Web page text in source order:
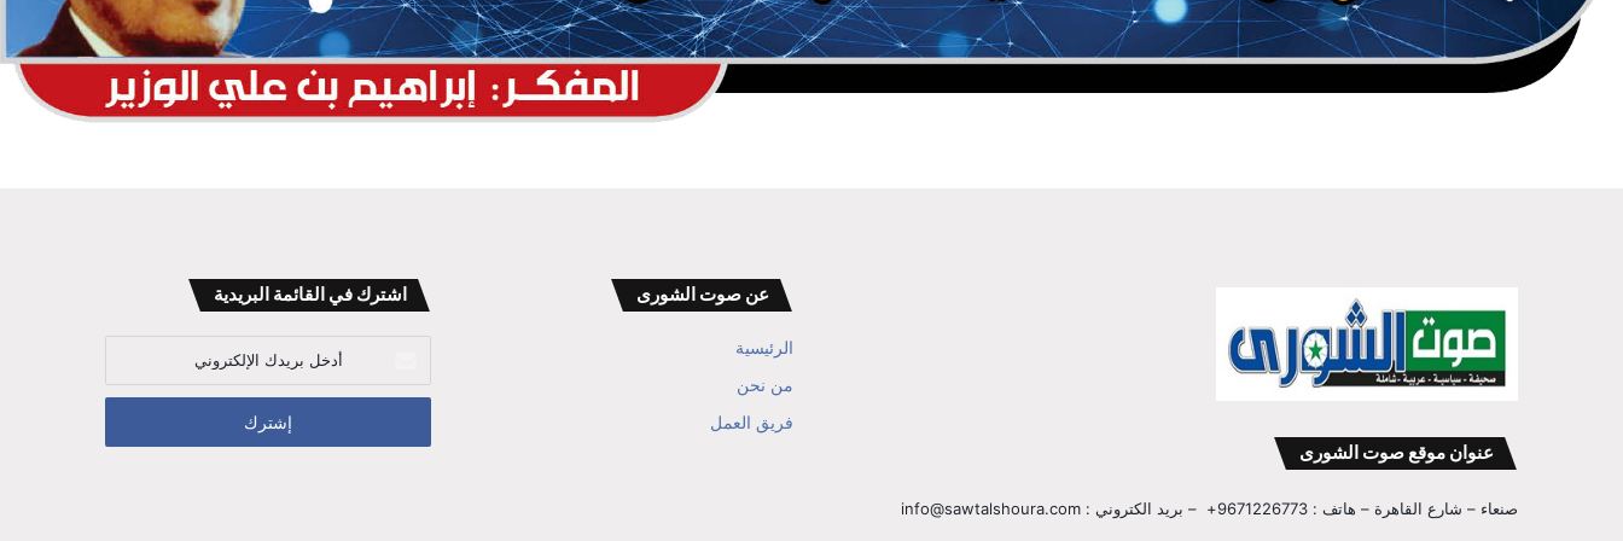
عنوان موقع صوت الشورى
صنعاء – شارع القاهرة – هاتف : 9671226773+ – بريد الكتروني : info@sawtalshoura.com
عن صوت الشورى
الرئيسية
من نحن
فريق العمل
اشترك في القائمة البريدية
الإلكتروني